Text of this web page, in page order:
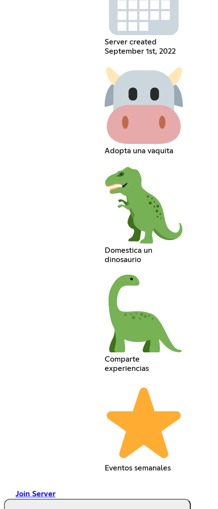
Server created
September 1st, 2022
Adopta una vaquita
Domestica un
dinosaurio
Comparte
experiencias
Eventos semanales
Join Server